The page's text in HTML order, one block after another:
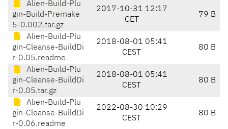
Alien-Build-Plu
gin-Build-Premake
5-0.002.tar.gz
2017-10-31 12:17
CET
79 B
Alien-Build-Plu
gin-Cleanse-BuildDi
r-0.05.readme
2018-08-01 05:41
CEST
80 B
Alien-Build-Plu
gin-Cleanse-BuildDi
r-0.05.tar.gz
2018-08-01 05:41
CEST
80 B
Alien-Build-Plu
gin-Cleanse-BuildDi
r-0.06.readme
2022-08-30 10:29
CEST
80 B